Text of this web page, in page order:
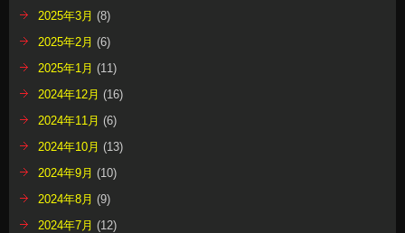
2025年3月 (8)
2025年2月 (6)
2025年1月 (11)
2024年12月 (16)
2024年11月 (6)
2024年10月 (13)
2024年9月 (10)
2024年8月 (9)
2024年7月 (12)